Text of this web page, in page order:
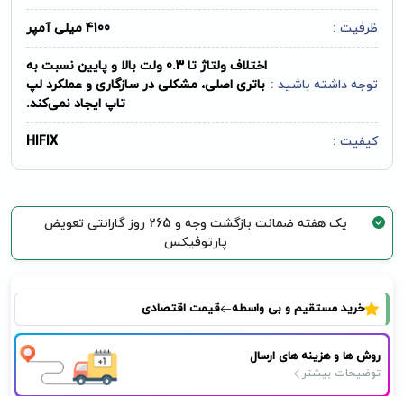
ظرفیت : 4100 میلی آمپر
توجه داشته باشید :
اختلاف ولتاژ تا 0.3 ولت بالا و پایین نسبت به
باتری اصلی، مشکلی در سازگاری و عملکرد لپ
تاپ ایجاد نمی‌کند.
کیفیت : HIFIX
یک هفته ضمانت بازگشت وجه و 265 روز گارانتی تعویض
پارتوفیکس
خرید مستقیم و بی واسطه قیمت اقتصادی
روش ها و هزینه های ارسال
توضیحات بیشتر